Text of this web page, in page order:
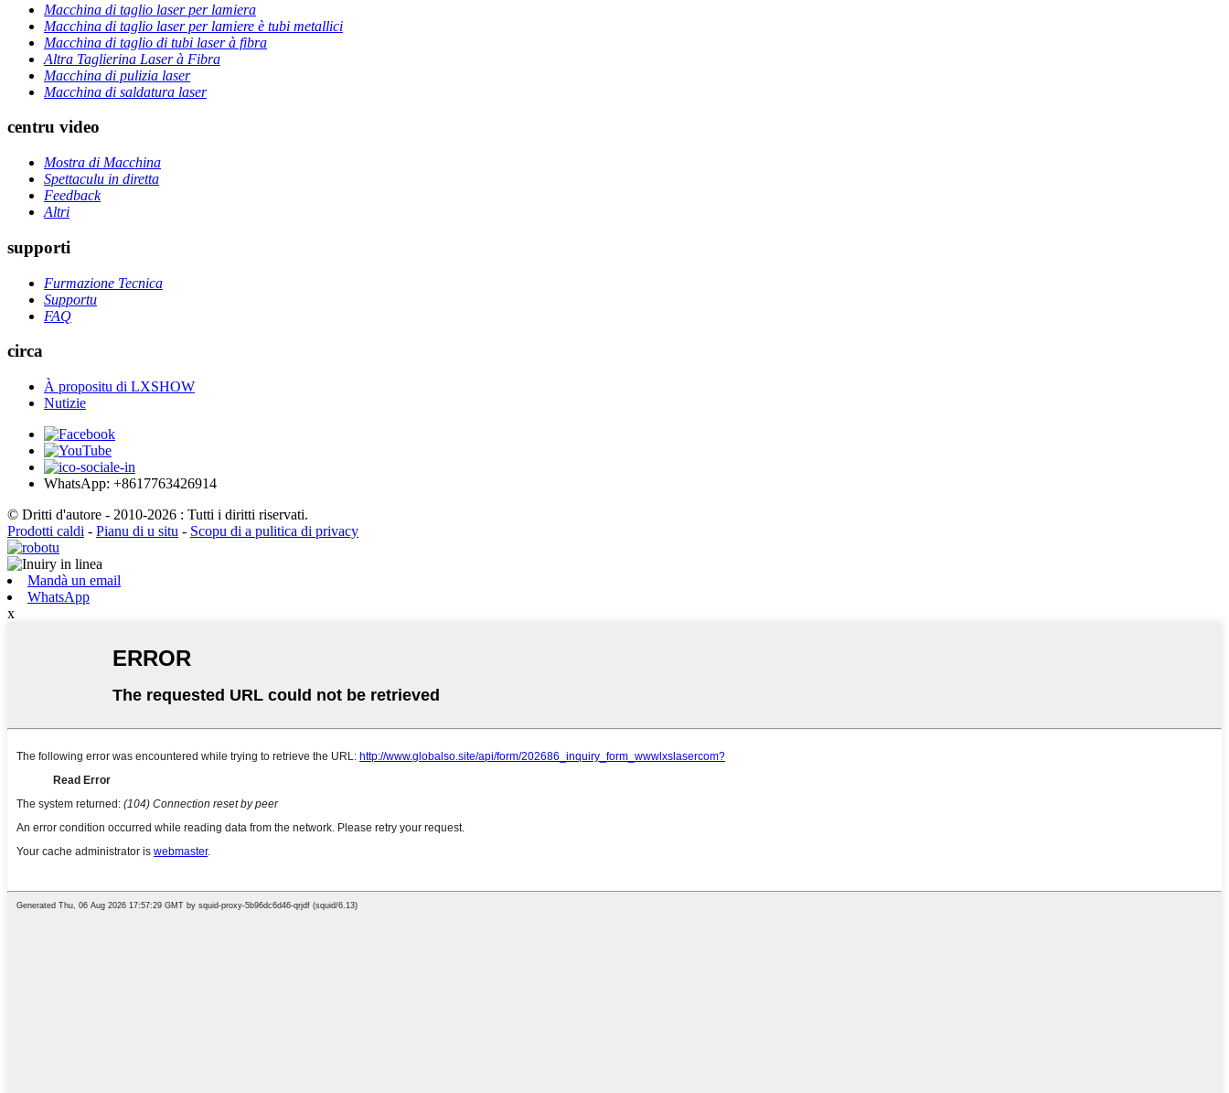
Macchina di taglio laser per lamiera
Macchina di taglio laser per lamiere è tubi metallici
Macchina di taglio di tubi laser à fibra
Altra Taglierina Laser à Fibra
Macchina di pulizia laser
Macchina di saldatura laser
centru video
Mostra di Macchina
Spettaculu in diretta
Feedback
Altri
supporti
Furmazione Tecnica
Supportu
FAQ
circa
À propositu di LXSHOW
Nutizie
WhatsApp: +8617763426914
© Dritti d'autore - 2010-2026 : Tutti i diritti riservati.
Prodotti caldi - Pianu di u situ - Scopu di a pulitica di privacy
Mandà un email
WhatsApp
x